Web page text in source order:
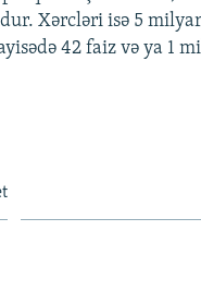
Xərcləri isə 5
42 faiz və ya 1